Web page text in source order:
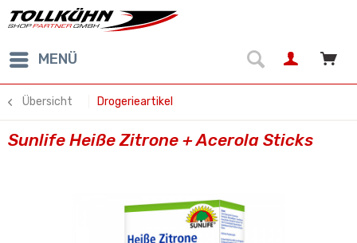
MENÜ
Übersicht Drogerieartikel
Sunlife Heiße Zitrone + Acerola Sticks